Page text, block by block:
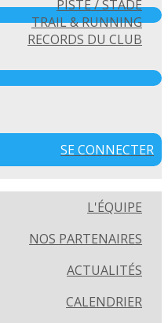
PISTE / STADE
TRAIL & RUNNING
RECORDS DU CLUB
SE CONNECTER
L'ÉQUIPE
NOS PARTENAIRES
ACTUALITÉS
CALENDRIER